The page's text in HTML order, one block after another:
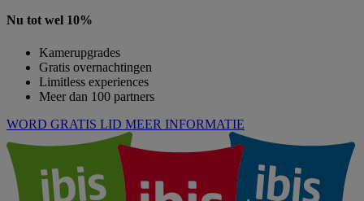
Nu tot wel 10%
Kamerupgrades
Gratis overnachtingen
Limitless experiences
Meer dan 100 partners
WORD GRATIS LID MEER INFORMATIE